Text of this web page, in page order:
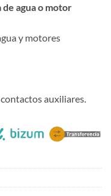
agua o motor
y motores
auxiliares.